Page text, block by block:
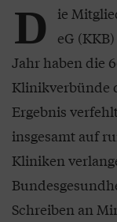
D ie
eG
Jahr haben die
Klinikverbünde
Ergebnis
insgesamt auf
Kliniken
Schreiben an